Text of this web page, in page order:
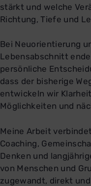
stärkt und welche
Richtung, Tiefe und
Bei Neuorientierung
Lebensabschnitt
persönliche
dass der bisherige
entwickeln wir
Möglichkeiten und
Meine Arbeit
Coaching,
Denken und
von Menschen und
zugewandt, direkt